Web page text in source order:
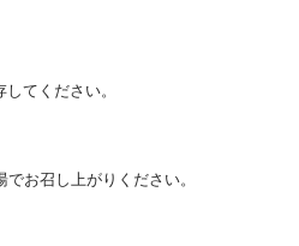
てください。
お召し上がりください。